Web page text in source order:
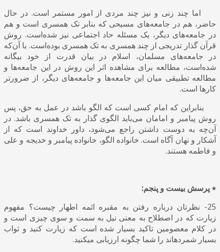
اما چند زنی و نیز چند مردی از امور مستمر است. در حال
حاضر، هم در جامعه‌های مسیحی که بنابر تک همسری است و هم
در جامعه‌های دیگر، یک مسئله حاد اجتماعی نیز شده‌است. روش
قرآن گذار تدریجی از چند همسری به تک همسری بوده‌است. با آن‌که
در جامعه‌های مسلمان، اسلام در بیان قدرت از خود بیگانه
شده‌است، مطالعه برای مشاهده اثر این روش در این جامعه‌ها و
مطالعه تطبیقی میان این جامعه‌ها و جامعه‌های دیگر، از ضرورتر
کارها است.
بنابراین که امام کسی است که الگو باشد در عمل به حق، پس
روش پیامبر و امامان می‌باید الگوی گذار به تک همسری باشد. در
آن‌چه به دوست داشتن راجع می‌شود، داور خداوند است که از
آشکار و نهان آگاه است. خانواده الگو، خانواده پیامبر و خدیجه و علی
و فاطمه هستند.
٭ پرسش بیست و پنجم:
25- نظرتان درباره رفتن به مقبره ائمه اطهار چیست؟ مفهوم
زیارت که در اصطلاح به معنی نیل به سمت و سوی چیزی است و
در کلام معصومین تاکید بسیار شده است که زیارت کنید و ثواب
بسیار شمردهاند را شما چگونه ارزیابی میکنید.